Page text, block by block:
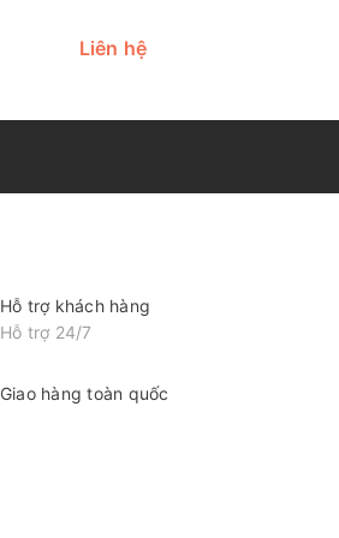
Liên hệ
Hỗ trợ khách hàng
Hỗ trợ 24/7
Giao hàng toàn quốc